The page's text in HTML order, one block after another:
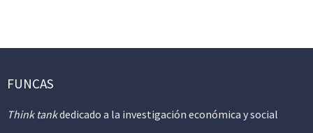
FUNCAS
Think tankdedicado a la investigación económica y social